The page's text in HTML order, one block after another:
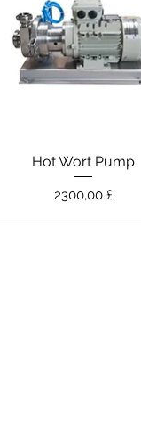
Vista rapida
Hot Wort Pump
Prezzo
2300,00 £